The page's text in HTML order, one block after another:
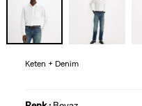
Keten + Denim